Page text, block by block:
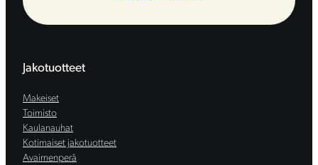
Jakotuotteet
Makeiset
Toimisto
Kaulanauhat
Kotimaiset jakotuotteet
Avaimenperä